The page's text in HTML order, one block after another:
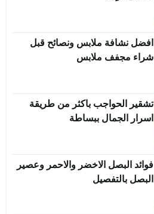
افضل نشافة ملابس ونصائح قبل
شراء مجفف ملابس
تشقير الحواجب باكثر من طريقة
اسرار الجمال ببساطة
فوائد البصل الاخضر والاحمر وعصير
البصل بالتفصيل